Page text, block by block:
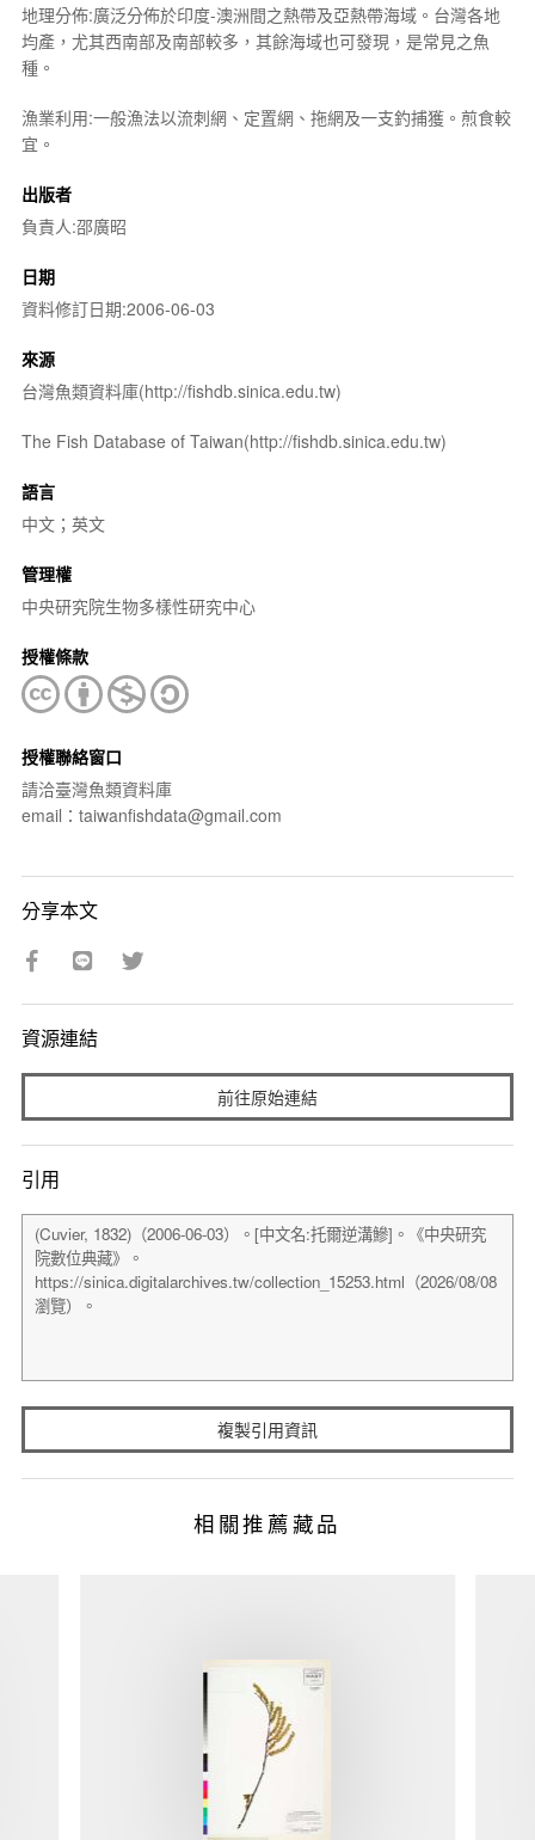
地理分佈:廣泛分佈於印度-澳洲間之熱帶及亞熱帶海域。台灣各地
均產，尤其西南部及南部較多，其餘海域也可發現，是常見之魚
種。
漁業利用:一般漁法以流刺網、定置網、拖網及一支釣捕獲。煎食較
宜。
出版者
負責人:邵廣昭
日期
資料修訂日期:2006-06-03
來源
台灣魚類資料庫(http://fishdb.sinica.edu.tw)
The Fish Database of Taiwan(http://fishdb.sinica.edu.tw)
語言
中文；英文
管理權
中央研究院生物多樣性研究中心
授權條款
授權聯絡窗口
請洽臺灣魚類資料庫
email：taiwanfishdata@gmail.com
分享本文
資源連結
前往原始連結
引用
複製引用資訊
相關推薦藏品